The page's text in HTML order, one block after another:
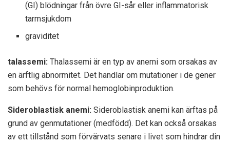
(GI) blödningar från övre GI-sår eller inflammatorisk
tarmsjukdom
graviditet
talassemi: Thalassemi är en typ av anemi som orsakas av
en ärftlig abnormitet. Det handlar om mutationer i de gener
som behövs för normal hemoglobinproduktion.
Sideroblastisk anemi: Sideroblastisk anemi kan ärftas på
grund av genmutationer (medfödd). Det kan också orsakas
av ett tillstånd som förvärvats senare i livet som hindrar din